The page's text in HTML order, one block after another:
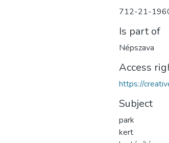
712-21-
Is part of
Népszava
Access
https://
Subject
park
kert